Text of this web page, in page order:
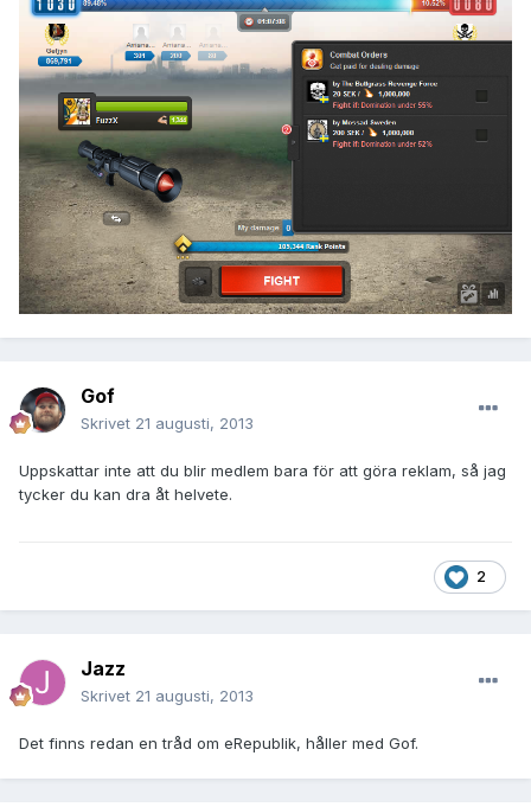
Gof
Skrivet 21 augusti, 2013
Uppskattar inte att du blir medlem bara för att göra reklam, så jag
tycker du kan dra åt helvete.
2
Jazz
Skrivet 21 augusti, 2013
Det finns redan en tråd om eRepublik, håller med Gof.